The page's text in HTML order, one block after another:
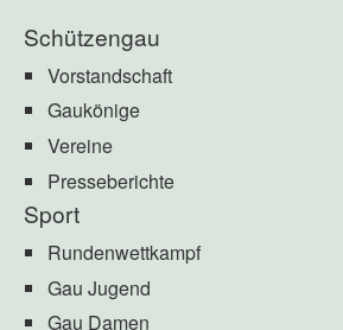
Schützengau
Vorstandschaft
Gaukönige
Vereine
Presseberichte
Sport
Rundenwettkampf
Gau Jugend
Gau Damen